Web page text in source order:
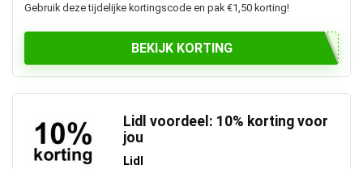
Gebruik deze tijdelijke kortingscode en pak €1,50 korting!
BEKIJK KORTING
Lidl voordeel: 10% korting voor
jou
Lidl